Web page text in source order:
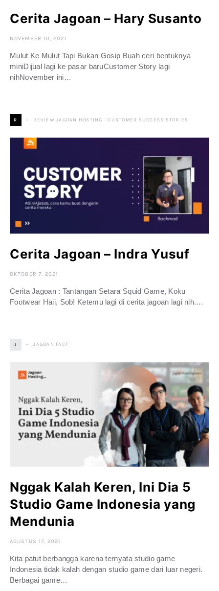
Cerita Jagoan – Hary Susanto
NOVEMBER 10, 2021
Mulut Ke Mulut Tapi Bukan Gosip Buah ceri bentuknya
miniDijual lagi ke pasar baruCustomer Story lagi
nihNovember ini…
R REVIEW JAGOAN HOSTING - CUSTOMER SUCCESS STORIES
Cerita Jagoan – Indra Yusuf
OKTOBER 7, 2021
Cerita Jagoan : Tantangan Setara Squid Game, Koku
Footwear Haii, Sob! Ketemu lagi di cerita jagoan lagi nih.…
J JAGOAN FACT
Nggak Kalah Keren, Ini Dia 5
Studio Game Indonesia yang
Mendunia
AGUSTUS 17, 2021
Kita patut berbangga karena ternyata studio game
Indonesia tidak kalah dengan studio game dari luar negeri.
Berbagai game…